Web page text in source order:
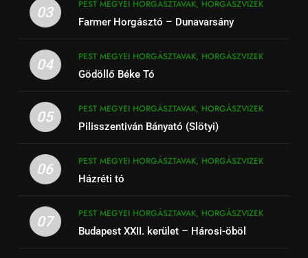
03
PEST MEGYEI HORGÁSZTAVAK, HORGÁSZVIZEK
Farmer Horgásztó – Dunavarsány
04
PEST MEGYEI HORGÁSZTAVAK, HORGÁSZVIZEK
Gödöllő Béke Tó
05
PEST MEGYEI HORGÁSZTAVAK, HORGÁSZVIZEK
Pilisszentiván Bányató (Slötyi)
06
PEST MEGYEI HORGÁSZTAVAK, HORGÁSZVIZEK
Házréti tó
07
PEST MEGYEI HORGÁSZTAVAK, HORGÁSZVIZEK
Budapest XXII. kerület – Hárosi-öböl